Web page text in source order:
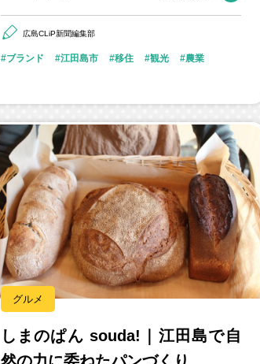
広島CLiP新聞編集部
ブランド 江田島市 移住 観光 農業
グルメ
しまのぱん souda!｜江田島で自